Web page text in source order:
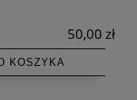
50,00 zł
KOSZYKA